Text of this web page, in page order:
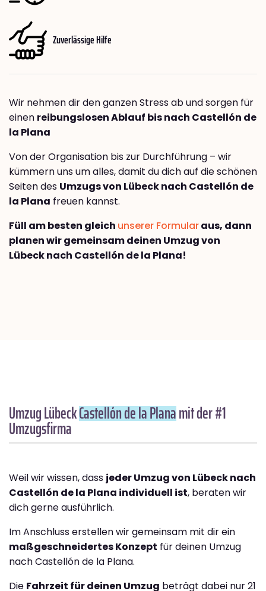
Zuverlässige Hilfe
Wir nehmen dir den ganzen Stress ab und sorgen für
einen reibungslosen Ablauf bis nach Castellón de
la Plana
Von der Organisation bis zur Durchführung – wir
kümmern uns um alles, damit du dich auf die schönen
Seiten des Umzugs von Lübeck nach Castellón de
la Plana freuen kannst.
Füll am besten gleich unserer Formularaus, dann
planen wir gemeinsam deinen Umzug von
Lübeck nach Castellón de la Plana!
Umzug LübeckCastellón de la Planamit der #1
Umzugsfirma
Weil wir wissen, dass jeder Umzug von Lübeck nach
Castellón de la Plana individuell ist, beraten wir
dich gerne ausführlich.
Im Anschluss erstellen wir gemeinsam mit dir ein
maßgeschneidertes Konzept für deinen Umzug
nach Castellón de la Plana.
Die Fahrzeit für deinen Umzug beträgt dabei nur 21